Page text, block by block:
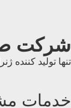
شرکت
تنها تولید کننده
خدمات